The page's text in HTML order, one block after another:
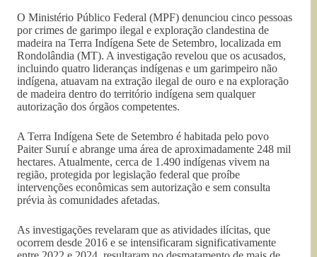
O Ministério Público Federal (MPF) denunciou cinco pessoas
por crimes de garimpo ilegal e exploração clandestina de
madeira na Terra Indígena Sete de Setembro, localizada em
Rondolândia (MT). A investigação revelou que os acusados,
incluindo quatro lideranças indígenas e um garimpeiro não
indígena, atuavam na extração ilegal de ouro e na exploração
de madeira dentro do território indígena sem qualquer
autorização dos órgãos competentes.
A Terra Indígena Sete de Setembro é habitada pelo povo
Paiter Suruí e abrange uma área de aproximadamente 248 mil
hectares. Atualmente, cerca de 1.490 indígenas vivem na
região, protegida por legislação federal que proíbe
intervenções econômicas sem autorização e sem consulta
prévia às comunidades afetadas.
As investigações revelaram que as atividades ilícitas, que
ocorrem desde 2016 e se intensificaram significativamente